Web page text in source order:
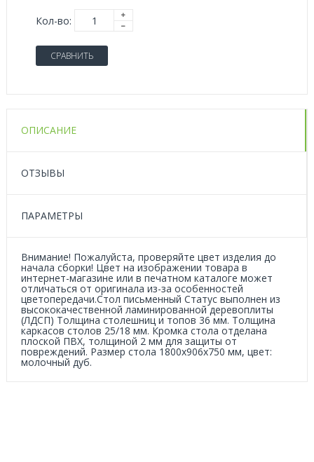
Кол-во:
СРАВНИТЬ
ОПИСАНИЕ
ОТЗЫВЫ
ПАРАМЕТРЫ
Внимание! Пожалуйста, проверяйте цвет изделия до
начала сборки! Цвет на изображении товара в
интернет-магазине или в печатном каталоге может
отличаться от оригинала из-за особенностей
цветопередачи.Стол письменный Статус выполнен из
высококачественной ламинированной деревоплиты
(ЛДСП) Толщина столешниц и топов 36 мм. Толщина
каркасов столов 25/18 мм. Кромка стола отделана
плоской ПВХ, толщиной 2 мм для защиты от
повреждений. Размер стола 1800x906x750 мм, цвет:
молочный дуб.